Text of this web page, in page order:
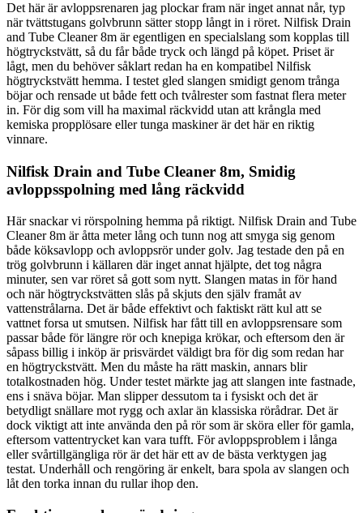
Det här är avloppsrenaren jag plockar fram när inget annat når, typ
när tvättstugans golvbrunn sätter stopp långt in i röret. Nilfisk Drain
and Tube Cleaner 8m är egentligen en specialslang som kopplas till
högtryckstvätt, så du får både tryck och längd på köpet. Priset är
lågt, men du behöver såklart redan ha en kompatibel Nilfisk
högtryckstvätt hemma. I testet gled slangen smidigt genom trånga
böjar och rensade ut både fett och tvålrester som fastnat flera meter
in. För dig som vill ha maximal räckvidd utan att krångla med
kemiska propplösare eller tunga maskiner är det här en riktig
vinnare.
Nilfisk Drain and Tube Cleaner 8m, Smidig
avloppsspolning med lång räckvidd
Här snackar vi rörspolning hemma på riktigt. Nilfisk Drain and Tube
Cleaner 8m är åtta meter lång och tunn nog att smyga sig genom
både köksavlopp och avloppsrör under golv. Jag testade den på en
trög golvbrunn i källaren där inget annat hjälpte, det tog några
minuter, sen var röret så gott som nytt. Slangen matas in för hand
och när högtryckstvätten slås på skjuts den själv framåt av
vattenstrålarna. Det är både effektivt och faktiskt rätt kul att se
vattnet forsa ut smutsen. Nilfisk har fått till en avloppsrensare som
passar både för längre rör och knepiga krökar, och eftersom den är
såpass billig i inköp är prisvärdet väldigt bra för dig som redan har
en högtryckstvätt. Men du måste ha rätt maskin, annars blir
totalkostnaden hög. Under testet märkte jag att slangen inte fastnade,
ens i snäva böjar. Man slipper dessutom ta i fysiskt och det är
betydligt snällare mot rygg och axlar än klassiska rörådrar. Det är
dock viktigt att inte använda den på rör som är sköra eller för gamla,
eftersom vattentrycket kan vara tufft. För avloppsproblem i långa
eller svårtillgängliga rör är det här ett av de bästa verktygen jag
testat. Underhåll och rengöring är enkelt, bara spola av slangen och
låt den torka innan du rullar ihop den.